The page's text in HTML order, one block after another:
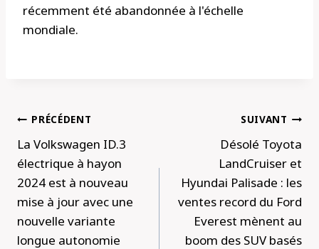
récemment été abandonnée à l'échelle
mondiale.
Navigation
de
l’article
PRÉCÉDENT
La Volkswagen ID.3
électrique à hayon
2024 est à nouveau
mise à jour avec une
nouvelle variante
longue autonomie
SUIVANT
Désolé Toyota
LandCruiser et
Hyundai Palisade : les
ventes record du Ford
Everest mènent au
boom des SUV basés